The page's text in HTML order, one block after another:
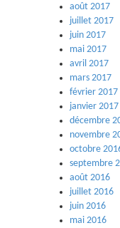
août 2017
juillet 2017
juin 2017
mai 2017
avril 2017
mars 2017
février 2017
janvier 2017
décembre
novembre
octobre
septembre
août 2016
juillet 2016
juin 2016
mai 2016